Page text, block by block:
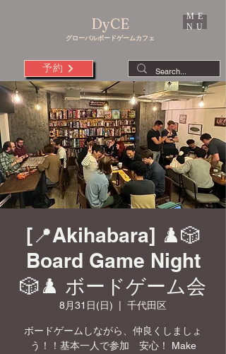
DyCE
グローバルボードゲームカフェ
予約
ME
NU
[📍Akihabara] ♟️🎲
Board Game Night
🎲♟️ ボードゲーム会
8月31日(日) 千代田区
ボードゲームしながら、仲良くしましょ
う！！基本一人で参加 安心！ Make